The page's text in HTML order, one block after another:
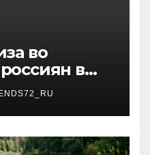
во
в
от 3 дней